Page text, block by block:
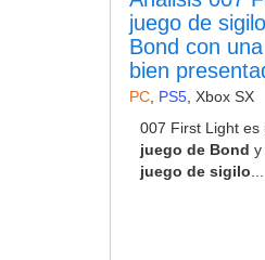
juego de
Bond con
bien
PC PS5 ,Xbox SX
007 First Light es
juego de Bond y
juego de sigilo